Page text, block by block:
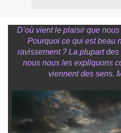
D’où vient le plaisir que
Pourquoi ce qui est beau
ravissement ? La plupart
nous nous les expliquons
viennent des sens.